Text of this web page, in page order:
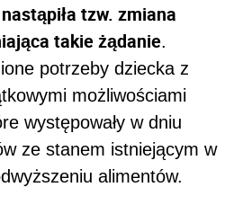
tzw. zmiana
takie żądanie.
potrzeby dziecka z
możliwościami
występowały w dniu
ze stanem istniejącym w
alimentów.